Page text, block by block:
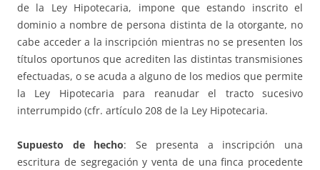
de la Ley Hipotecaria, impone que estando inscrito el
dominio a nombre de persona distinta de la otorgante, no
cabe acceder a la inscripción mientras no se presenten los
títulos oportunos que acrediten las distintas transmisiones
efectuadas, o se acuda a alguno de los medios que permite
la Ley Hipotecaria para reanudar el tracto sucesivo
interrumpido (cfr. artículo 208 de la Ley Hipotecaria.
Supuesto de hecho: Se presenta a inscripción una
escritura de segregación y venta de una finca procedente